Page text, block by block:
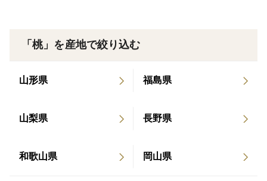
ばらつきがあります。予めご了承ください。
・こちらの商品は、8月～10月頃の発送となります。
後する場合がございます。）
「桃」を産地で絞り込む
山形県 福島県
山梨県 長野県
和歌山県 岡山県